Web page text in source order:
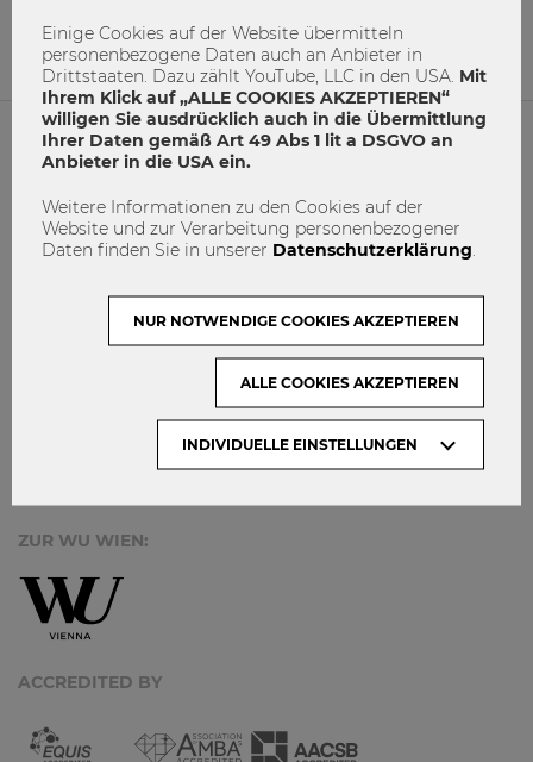
WUSommerfest
3 0
NETIQUETTE
IMPRESSUM
MACH MIT!
DATENSCHUTZ
ZUR WU WIEN:
ACCREDITED BY
Einige Cookies auf der Website übermitteln
personenbezogene Daten auch an Anbieter in
Drittstaaten. Dazu zählt YouTube, LLC in den USA. Mit
Ihrem Klick auf „ALLE COOKIES AKZEPTIEREN“
willigen Sie ausdrücklich auch in die Übermittlung
Ihrer Daten gemäß Art 49 Abs 1 lit a DSGVO an
Anbieter in die USA ein.
Weitere Informationen zu den Cookies auf der
Website und zur Verarbeitung personenbezogener
Daten finden Sie in unserer Datenschutzerklärung
INDIVIDUELLE EINSTELLUNGEN
NUR NOTWENDIGE COOKIES AKZEPTIEREN
ALLE COOKIES AKZEPTIEREN